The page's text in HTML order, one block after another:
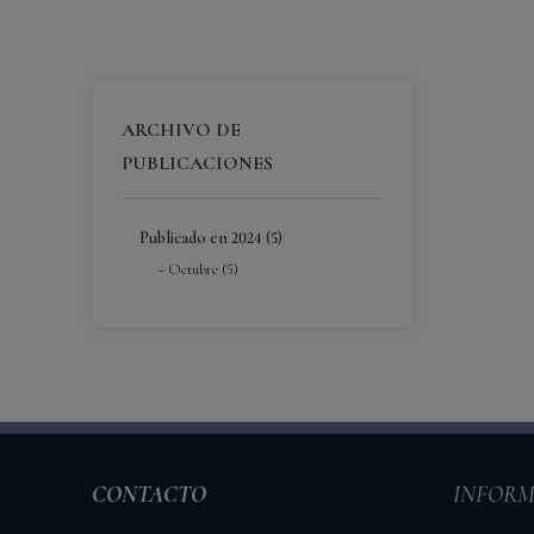
ARCHIVO DE
PUBLICACIONES
Publicado en 2024 (5)
Octubre (5)
CONTACTO